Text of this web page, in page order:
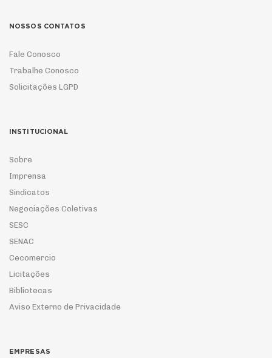
NOSSOS CONTATOS
Fale Conosco
Trabalhe Conosco
Solicitações LGPD
INSTITUCIONAL
Sobre
Imprensa
Sindicatos
Negociações Coletivas
SESC
SENAC
Cecomercio
Licitações
Bibliotecas
Aviso Externo de Privacidade
EMPRESAS